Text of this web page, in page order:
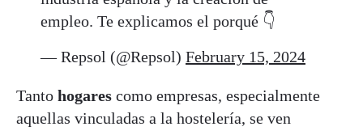
empleo. Te explicamos el porqué 👇
— Repsol (@Repsol) February 15, 2024
Tanto hogares como empresas, especialmente
aquellas vinculadas a la hostelería, se ven